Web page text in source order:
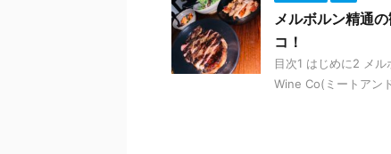
メルボルン精通
コ！
目次1 はじめに2 メ
Wine Co(ミートアン